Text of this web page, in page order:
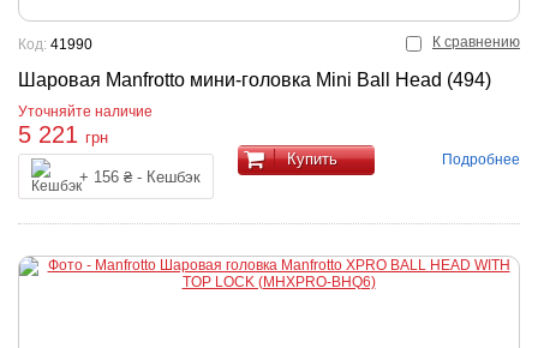
К сравнению
Шаровая Manfrotto мини-головка Mini Ball Head (494)
Код: 41990
Уточняйте наличие
5 221 грн
+ 156 ₴ - Кешбэк
Купить Подробнее